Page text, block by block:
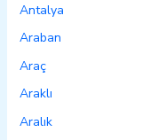
Antalya
Araban
Araç
Araklı
Aralık